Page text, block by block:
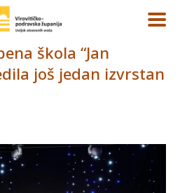
škola “Jan
još jedan izvrstan